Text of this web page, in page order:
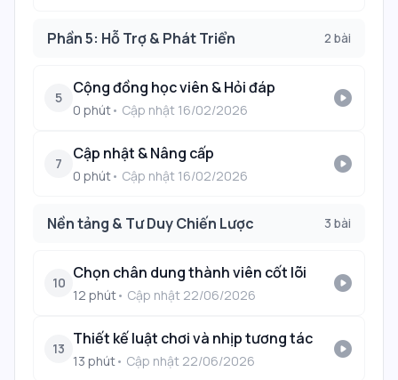
Phần 5: Hỗ Trợ & Phát Triển 2 bài
5
Cộng đồng học viên & Hỏi đáp
0 phút• Cập nhật 16/02/2026
play_circle
7
Cập nhật & Nâng cấp
0 phút• Cập nhật 16/02/2026
play_circle
Nền tảng & Tư Duy Chiến Lược 3 bài
10
Chọn chân dung thành viên cốt lõi
12 phút• Cập nhật 22/06/2026
play_circle
13
Thiết kế luật chơi và nhịp tương tác
13 phút• Cập nhật 22/06/2026
play_circle